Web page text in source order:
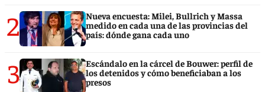
2
Nueva encuesta: Milei, Bullrich y Massa
medido en cada una de las provincias del
país: dónde gana cada uno
3
Escándalo en la cárcel de Bouwer: perfil de
los detenidos y cómo beneficiaban a los
presos